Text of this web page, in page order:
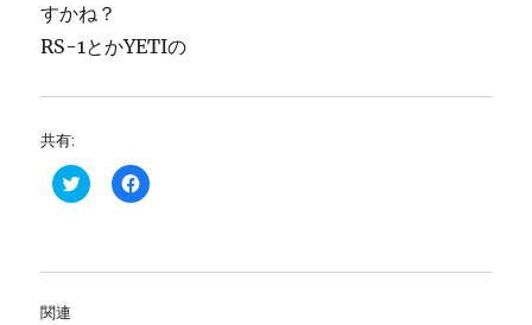
すかね？
RS-1とかYETIの
共有:
ク
リ
T
F
a
o
関連